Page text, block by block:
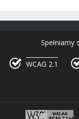
Spełniamy
WCAG 2.1